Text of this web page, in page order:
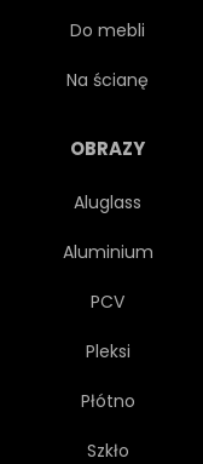
Do mebli
Na ścianę
OBRAZY
Aluglass
Aluminium
PCV
Pleksi
Płótno
Szkło